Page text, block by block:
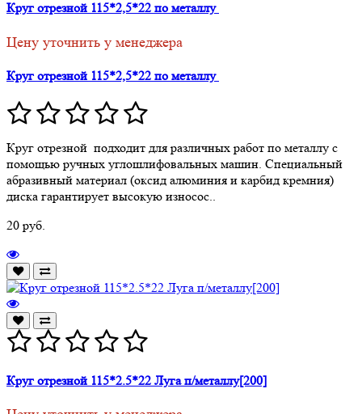
Круг отрезной 115*2,5*22 по металлу
Цену уточнить у менеджера
Круг отрезной 115*2,5*22 по металлу
Круг отрезной подходит для различных работ по металлу с
помощью ручных углошлифовальных машин. Специальный
абразивный материал (оксид алюминия и карбид кремния)
диска гарантирует высокую износос..
20 руб.
Круг отрезной 115*2.5*22 Луга п/металлу[200]